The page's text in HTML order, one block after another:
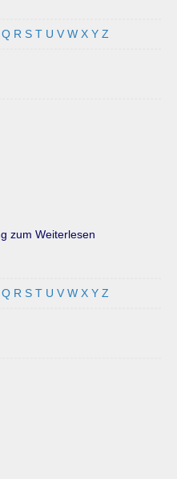
Q R S T U V W X Y Z
Q R S T U V W X Y Z